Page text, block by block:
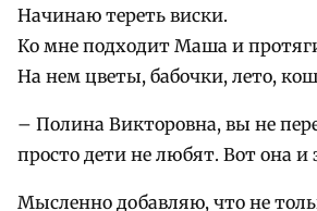
Начинаю тереть виски.
Ко мне подходит Маша и
На нем цветы, бабочки, лето,
– Полина Викторовна, вы не
просто дети не любят. Вот она и
Мысленно добавляю, что не